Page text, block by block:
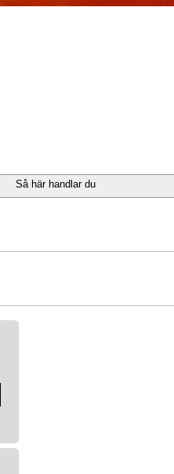
Så här handlar du